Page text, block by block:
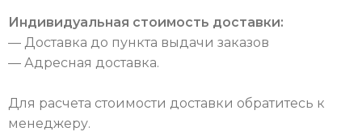
Индивидуальная стоимость доставки:
— Доставка до пункта выдачи заказов
— Адресная доставка.
Для расчета стоимости доставки обратитесь к
менеджеру.